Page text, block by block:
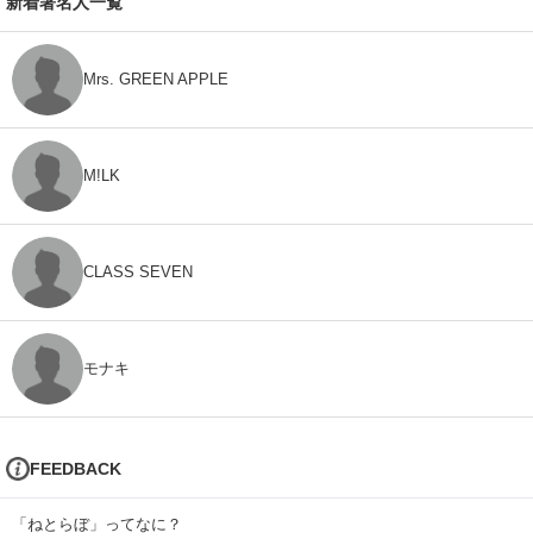
Mrs. GREEN APPLE
M!LK
CLASS SEVEN
モナキ
FEEDBACK
「ねとらぼ」ってなに？